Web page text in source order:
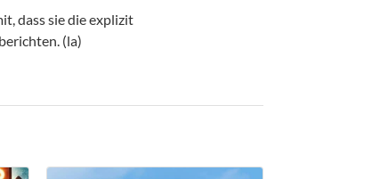
dass sie die explizit
(la)